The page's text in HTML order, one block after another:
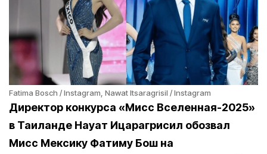
Fatima Bosch / Instagram, Nawat Itsaragrisil / Instagram
Директор конкурса «Мисс Вселенная-2025»
в Таиланде Науат Ицарагрисил обозвал
Мисс Мексику Фатиму Бош на